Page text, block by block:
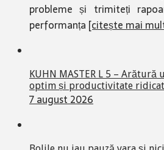
probleme și trimiteți
performanța [citește mai
KUHN MASTER L 5 – Arătură
optim și productivitate
7 august 2026